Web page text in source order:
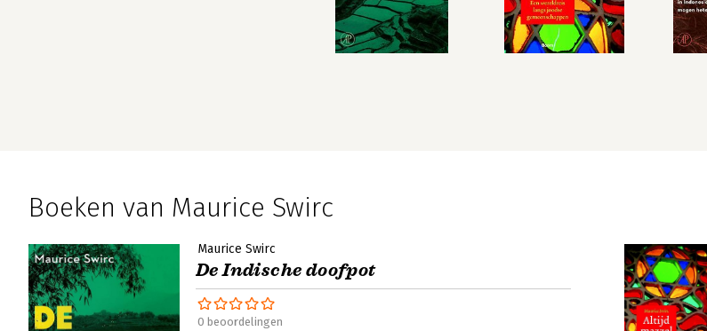
Boeken van Maurice Swirc
Maurice Swirc
De Indische doofpot
0 beoordelingen